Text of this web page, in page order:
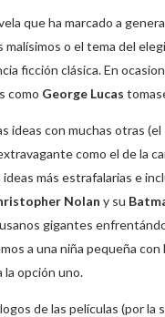
que ha marcado a
malísimos o el tema del
ficción clásica. En
como George Lucas
ideas con muchas otras (el
como el de la
ideas más estrafalarias e
Nolan y su
gigantes
a una niña pequeña
la opción uno.
de las películas (por